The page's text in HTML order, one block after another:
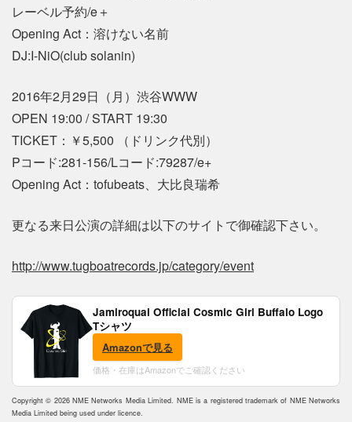
レーベル予約/e＋
Opening Act：溶けない名前
DJ:I-NiO(club solanin)
2016年2月29日（月）渋谷WWW
OPEN 19:00 / START 19:30
TICKET：￥5,500 （ドリンク代別）
Pコード:281-156/Lコード:79287/e+
Opening Act：tofubeats、大比良瑞希
更なる来日公演の詳細は以下のサイトで御確認下さい。
http://www.tugboatrecords.jp/category/event
Jamiroquai Official Cosmic Girl Buffalo Logo
Tシャツ
Amazonで見る
価格・在庫はAmazonでご確認ください
Copyright © 2026 NME Networks Media Limited. NME is a registered trademark of NME Networks
Media Limited being used under licence.